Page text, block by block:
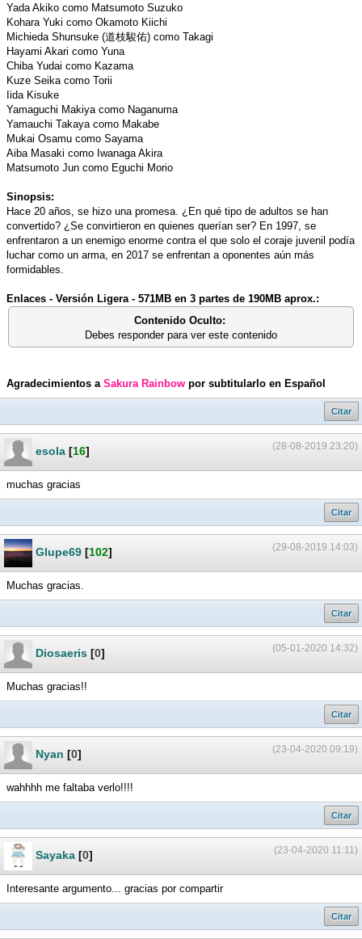
Yada Akiko como Matsumoto Suzuko
Kohara Yuki como Okamoto Kiichi
Michieda Shunsuke (道枝駿佑) como Takagi
Hayami Akari como Yuna
Chiba Yudai como Kazama
Kuze Seika como Torii
Iida Kisuke
Yamaguchi Makiya como Naganuma
Yamauchi Takaya como Makabe
Mukai Osamu como Sayama
Aiba Masaki como Iwanaga Akira
Matsumoto Jun como Eguchi Morio
Sinopsis:
Hace 20 años, se hizo una promesa. ¿En qué tipo de adultos se han
convertido? ¿Se convirtieron en quienes querían ser? En 1997, se
enfrentaron a un enemigo enorme contra el que solo el coraje juvenil podía
luchar como un arma, en 2017 se enfrentan a oponentes aún más
formidables.
Enlaces - Versión Ligera - 571MB en 3 partes de 190MB aprox.:
Contenido Oculto:
Debes responder para ver este contenido
Agradecimientos a Sakura Rainbow por subtitularlo en Español
Citar
(28-08-2019 23:20)
esola [16]
muchas gracias
Citar
(29-08-2019 14:03)
Glupe69 [102]
Muchas gracias.
Citar
(05-01-2020 14:32)
Diosaeris [0]
Muchas gracias!!
Citar
(23-04-2020 09:19)
Nyan [0]
wahhhh me faltaba verlo!!!!
Citar
(23-04-2020 11:11)
Sayaka [0]
Interesante argumento... gracias por compartir
Citar